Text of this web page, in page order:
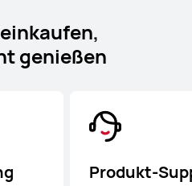
genießen
Produkt-